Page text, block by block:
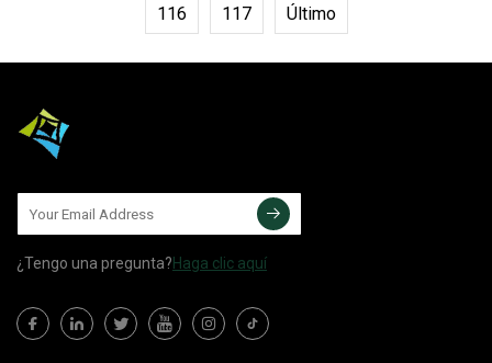
116 117 Último
¿Tengo una pregunta?Haga clic aquí